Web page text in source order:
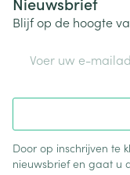
Blijf op de hoogte
Door op inschrijven te
nieuwsbrief en gaat u